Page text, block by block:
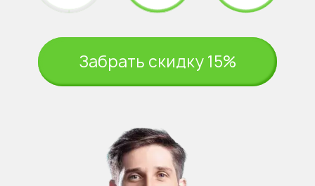
Забрать скидку 15%